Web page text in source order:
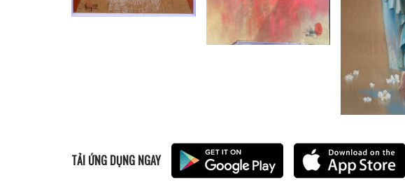
TẢI ỨNG DỤNG NGAY